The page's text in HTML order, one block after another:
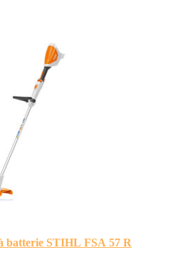
batterie STIHL FSA 57 R